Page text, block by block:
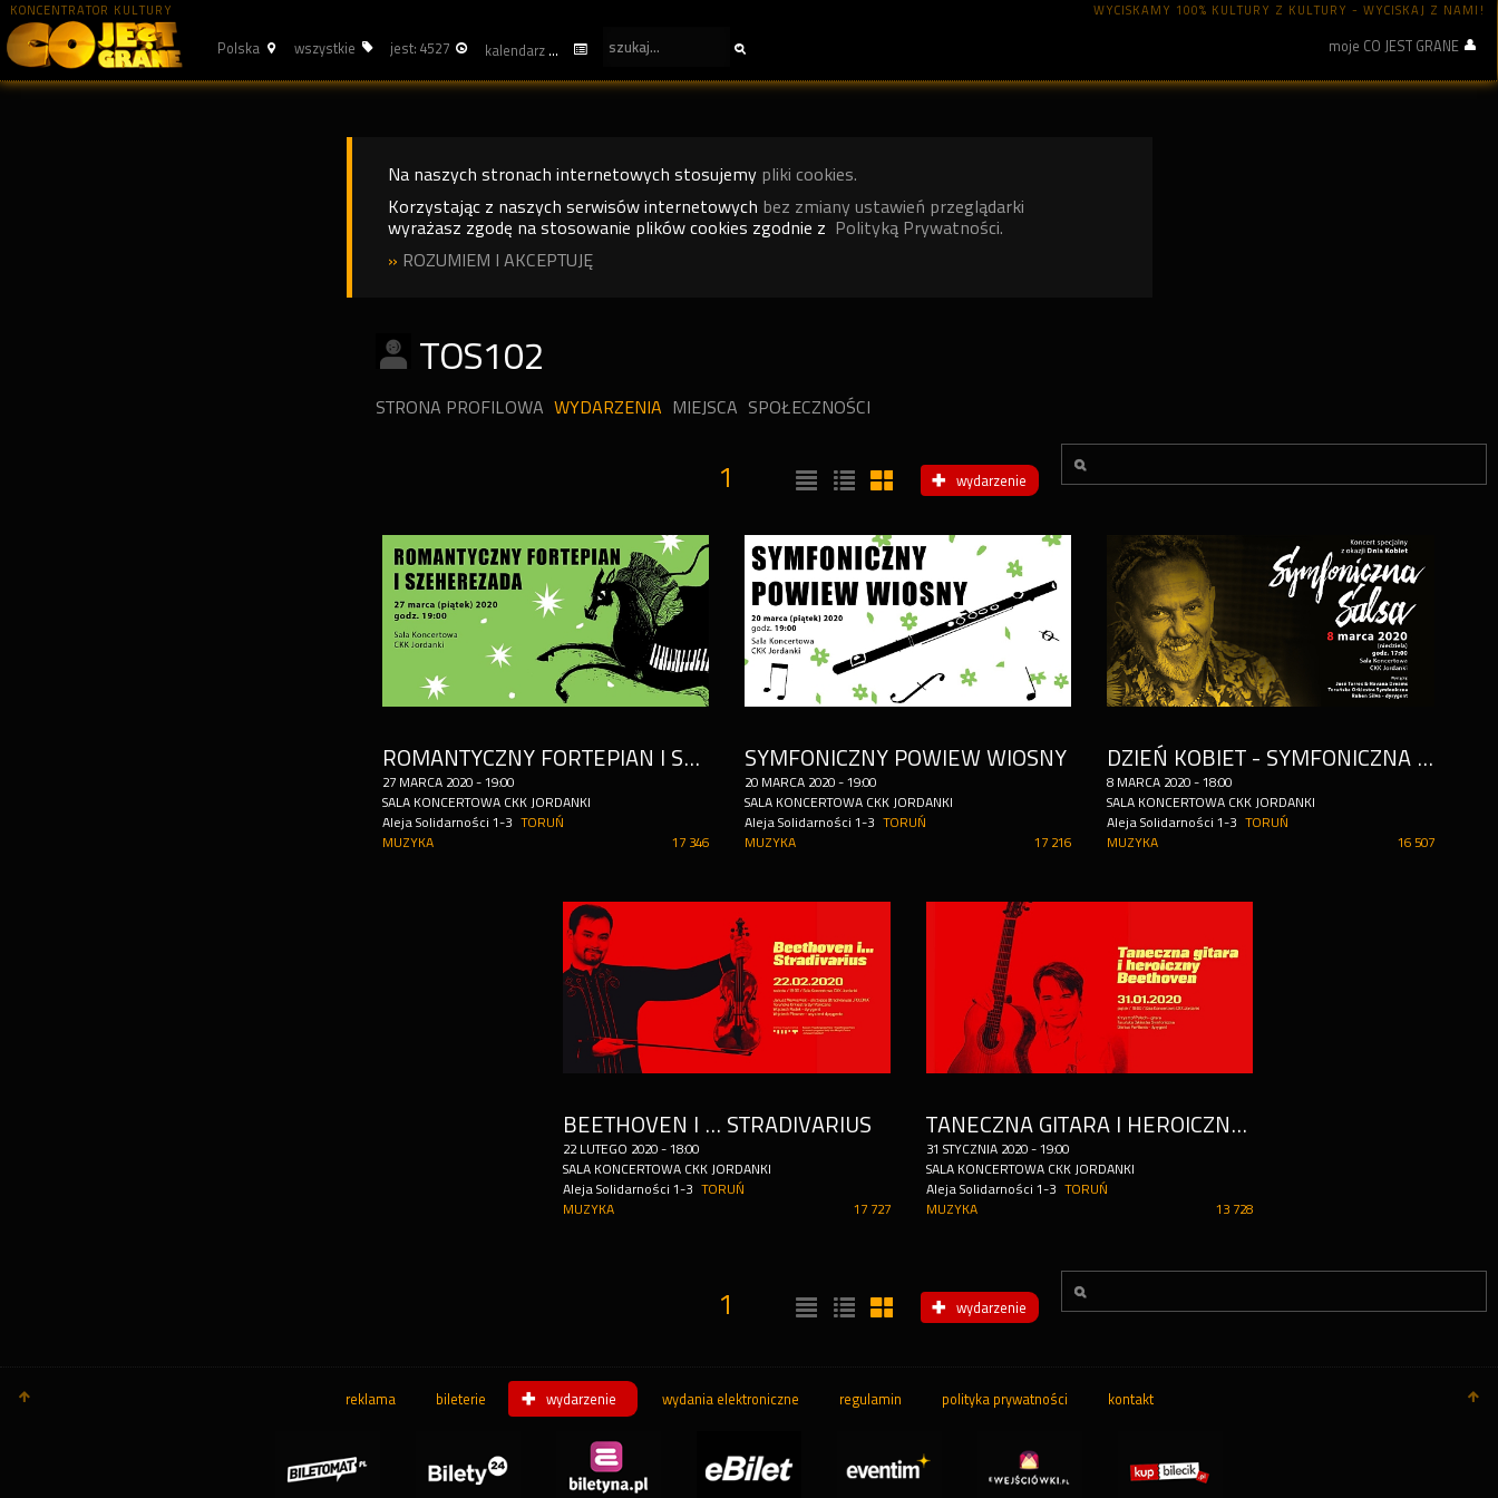
KONCENTRATOR KULTURY WYCISKAMY 100% KULTURY Z KULTURY - WYCISKAJ Z NAMI!
Polska wszystkie jest: 4527 kalendarz moje CO JEST GRANE
Na naszych stronach internetowych stosujemy pliki cookies.
Korzystając z naszych serwisów internetowych bez zmiany ustawień przeglądarki
wyrażasz zgodę na stosowanie plików cookies zgodnie z Polityką Prywatności.
» ROZUMIEM I AKCEPTUJĘ
TOS102
STRONA PROFILOWA WYDARZENIA MIEJSCA SPOŁECZNOŚCI
wydarzenie
1
ROMANTYCZNY FORTEPIAN I SZEHEREZADA
27 MARCA 2020 - 19:00
SALA KONCERTOWA CKK JORDANKI
Aleja Solidarności 1-3
TORUŃ
17 346
MUZYKA
SYMFONICZNY POWIEW WIOSNY
20 MARCA 2020 - 19:00
SALA KONCERTOWA CKK JORDANKI
Aleja Solidarności 1-3
TORUŃ
17 216
MUZYKA
DZIEŃ KOBIET - SYMFONICZNA SALSA! J.TORRES & HAVANA DREAMS
8 MARCA 2020 -18:00
SALA KONCERTOWA CKK JORDANKI
Aleja Solidarności 1-3
TORUŃ
16 507
MUZYKA
BEETHOVEN I ... STRADIVARIUS
22 LUTEGO 2020 -18:00
SALA KONCERTOWA CKK JORDANKI
Aleja Solidarności 1-3
TORUŃ
17 727
MUZYKA
TANECZNA GITARA I HEROICZNY BEETHOVEN
31 STYCZNIA 2020 - 19:00
SALA KONCERTOWA CKK JORDANKI
Aleja Solidarności 1-3
TORUŃ
13 728
MUZYKA
wydarzenie
1
reklama bileterie wydarzenie wydania elektroniczne regulamin polityka prywatności kontakt